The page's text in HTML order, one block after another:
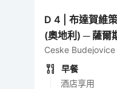
D4 |布達賀維
(奧地利) ─ 薩爾
Ceske
早餐
酒店享用